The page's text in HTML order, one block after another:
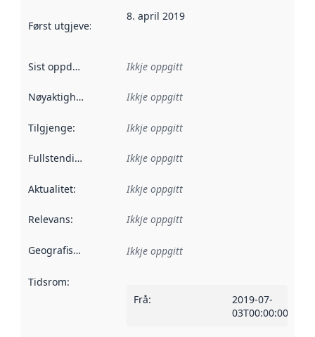
Først utgjeve: Denne datoen seier når dataa i dette
8. april 2019
Sist oppdatert Ikkje oppgitt
Nøyaktigheit Ikkje oppgitt
Tilgjenge: Ikkje oppgitt
Fullstendigheit Ikkje oppgitt
Aktualitet: Ikkje oppgitt
Relevans: Ikkje oppgitt
Geografisk område Ikkje oppgitt
Tidsrom:
Frå:
2019-07-
03T00:00:00Z